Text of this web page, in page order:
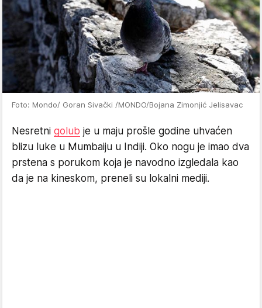
Foto: Mondo/ Goran Sivački /MONDO/Bojana Zimonjić Jelisavac
Nesretni golub je u maju prošle godine uhvaćen
blizu luke u Mumbaiju u Indiji. Oko nogu je imao dva
prstena s porukom koja je navodno izgledala kao
da je na kineskom, preneli su lokalni mediji.